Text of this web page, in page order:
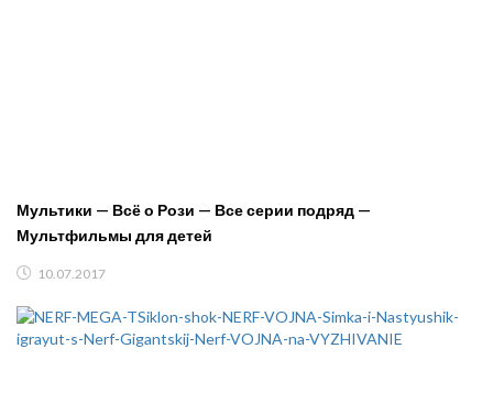
Мультики — Всё о Рози — Все серии подряд —
Мультфильмы для детей
10.07.2017